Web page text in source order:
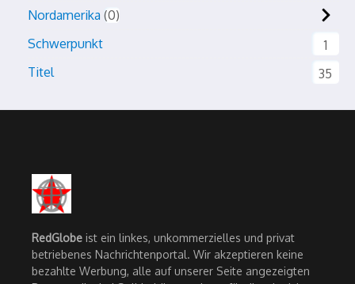
Nordamerika 0
Schwerpunkt
1
Titel
35
RedGlobe ist ein linkes, unkommerzielles und privat
betriebenes Nachrichtenportal. Wir akzeptieren keine
bezahlte Werbung, alle auf unserer Seite angezeigten